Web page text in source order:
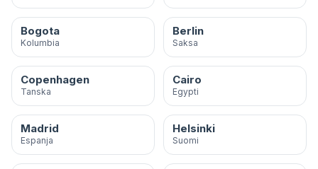
Bogota
Kolumbia
Berlin
Saksa
Copenhagen
Tanska
Cairo
Egypti
Madrid
Espanja
Helsinki
Suomi